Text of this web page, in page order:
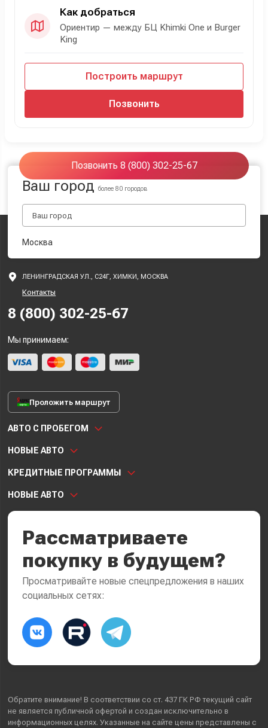
Как добраться
Ориентир — между БЦ Khimki One и Burger
King
Построить маршрут
Позвонить
Позвонить 8 (800) 302-25-67
Ваш городболее 80 городов
Москва
ЛЕНИНГРАДСКАЯ УЛ., С24Г, ХИМКИ, МОСКВА
Контакты
8 (800) 302-25-67
Мы принимаем:
Проложить маршрут
АВТО С ПРОБЕГОМ
НОВЫЕ АВТО
КРЕДИТНЫЕ ПРОГРАММЫ
НОВЫЕ АВТО
Рассматриваете
покупку в будущем?
Просматривайте новые спецпредложения в наших
социальных сетях:
Обратите внимание! В соответствии со ст. 437 ГК РФ текущий сайт
не является публичной офертой и создан исключительно в
информационных целях. Указанные на сайте цены представлены с